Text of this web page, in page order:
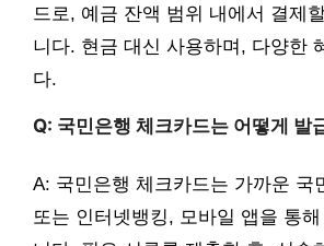
드로, 예금 잔액 범위 내에서 결제
니다. 현금 대신 사용하며, 다양한
다.
Q: 국민은행 체크카드는 어떻게 발
A: 국민은행 체크카드는 가까운 국
또는 인터넷뱅킹, 모바일 앱을 통